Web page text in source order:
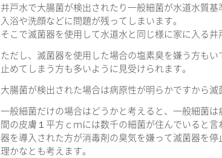
井戸水で大腸菌が検出されたり一般細菌が水道水質
入浴や洗顔などに問題が残ってしまいます。
そこで滅菌器を使用して水道水と同じ様に家に入る井
ただし、滅菌器を使用した場合の塩素臭を嫌う方も
止めてしまう方も多いように見受けられます。
大腸菌が検出された場合は病原性が明らかですから滅
一般細菌だけの場合はどうかと考えると、一般細菌
間の皮膚１平方ｃｍには数千の細菌が住んでいると
器を導入された方が消毒剤の臭気を嫌って滅菌器を
理かなとも考えます。